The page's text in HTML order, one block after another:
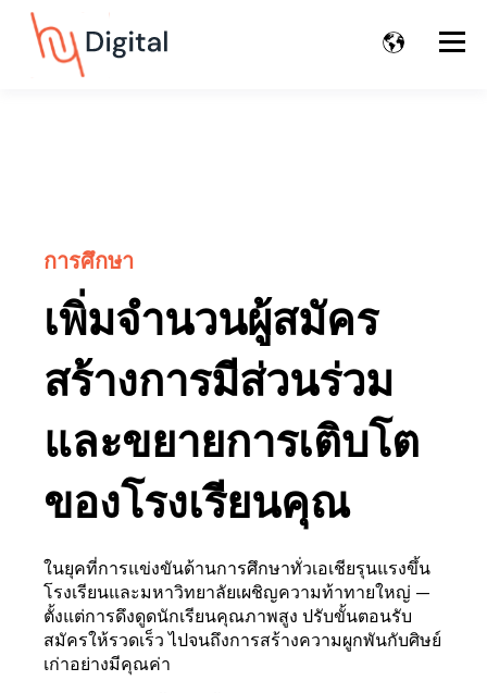
การศึกษา
เพิ่มจำนวนผู้สมัคร
สร้างการมีส่วนร่วม
และขยายการเติบโต
ของโรงเรียนคุณ
ในยุคที่การแข่งขันด้านการศึกษาทั่วเอเชียรุนแรงขึ้น
โรงเรียนและมหาวิทยาลัยเผชิญความท้าทายใหญ่ —
ตั้งแต่การดึงดูดนักเรียนคุณภาพสูง ปรับขั้นตอนรับ
สมัครให้รวดเร็ว ไปจนถึงการสร้างความผูกพันกับศิษย์
เก่าอย่างมีคุณค่า